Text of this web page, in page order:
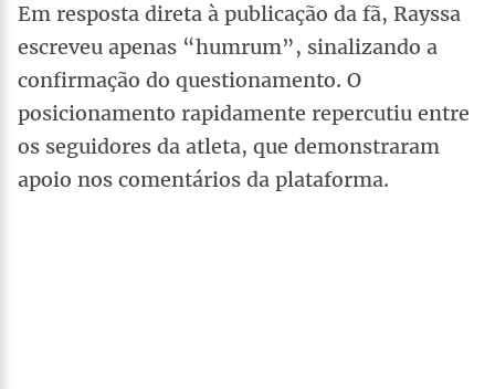
Em resposta direta à publicação da fã, Rayssa
escreveu apenas “humrum”, sinalizando a
confirmação do questionamento. O
posicionamento rapidamente repercutiu entre
os seguidores da atleta, que demonstraram
apoio nos comentários da plataforma.